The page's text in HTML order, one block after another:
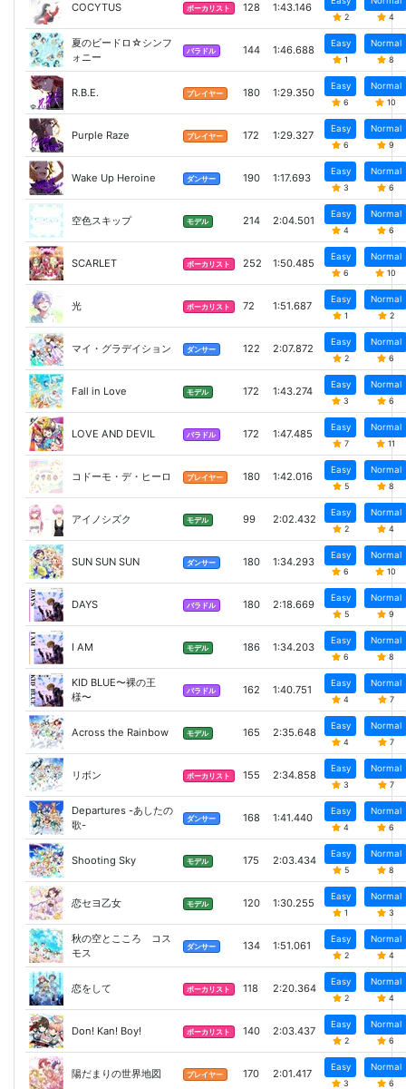
COCYTUS ボーカリスト 128 1:43.146
2
4
夏のビードロ☆シンフ
ォニー
バラドル 144 1:46.688
Easy
1
Normal
8
R.B.E. プレイヤー 180 1:29.350
Easy
6
Normal
10
Purple Raze プレイヤー 172 1:29.327
Easy
6
Normal
9
Wake Up Heroine ダンサー 190 1:17.693
Easy
3
Normal
6
空色スキップ モデル 214 2:04.501
Easy
4
Normal
6
SCARLET ボーカリスト 252 1:50.485
Easy
6
Normal
10
光 ボーカリスト 72 1:51.687
Easy
1
Normal
2
マイ・グラデイション ダンサー 122 2:07.872
Easy
2
Normal
6
Fall in Love モデル 172 1:43.274
Easy
3
Normal
6
LOVE AND DEVIL バラドル 172 1:47.485
Easy
7
Normal
11
コドーモ・デ・ヒーロ プレイヤー 180 1:42.016
Easy
5
Normal
8
アイノシズク モデル 99 2:02.432
Easy
2
Normal
4
SUN SUN SUN ダンサー 180 1:34.293
Easy
6
Normal
10
DAYS バラドル 180 2:18.669
Easy
5
Normal
9
I AM モデル 186 1:34.203
Easy
6
Normal
8
KID BLUE〜裸の王
様〜
バラドル 162 1:40.751
Easy
4
Normal
7
Across the Rainbow モデル 165 2:35.648
Easy
4
Normal
7
リボン ボーカリスト 155 2:34.858
Easy
3
Normal
7
Departures -あしたの
歌-
ダンサー 168 1:41.440
Easy
4
Normal
6
Shooting Sky モデル 175 2:03.434
Easy
5
Normal
8
恋セヨ乙女 モデル 120 1:30.255
Easy
1
Normal
3
秋の空とこころ コス
モス
ダンサー 134 1:51.061
Easy
2
Normal
4
恋をして ボーカリスト 118 2:20.364
Easy
2
Normal
4
Don! Kan! Boy! ボーカリスト 140 2:03.437
Easy
2
Normal
6
陽だまりの世界地図 プレイヤー 170 2:01.417
Easy
3
Normal
6